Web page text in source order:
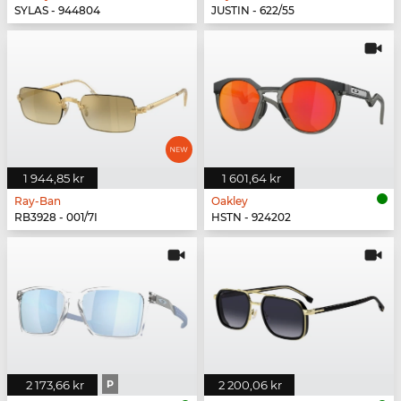
SYLAS - 944804
JUSTIN - 622/55
1 944,85 kr
Ray-Ban
RB3928 - 001/7I
1 601,64 kr
Oakley
HSTN - 924202
2 173,66 kr P 2 200,06 kr